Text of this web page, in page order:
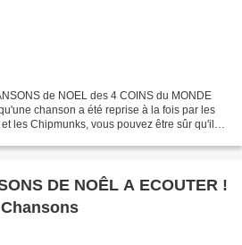
de NOEL des 4 COINS du MONDE
chanson a été reprise à la fois par les
les Chipmunks, vous pouvez être sûr qu'il